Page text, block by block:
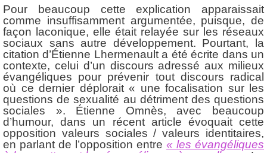
Pour beaucoup cette explication apparaissait
comme insuffisamment argumentée, puisque, de
façon laconique, elle était relayée sur les réseaux
sociaux sans autre développement. Pourtant, la
citation d’Étienne Lhermenault a été écrite dans un
contexte, celui d’un discours adressé aux milieux
évangéliques pour prévenir tout discours radical
où ce dernier déplorait « une focalisation sur les
questions de sexualité au détriment des questions
sociales ». Étienne Omnès, avec beaucoup
d’humour, dans un récent article évoquait cette
opposition valeurs sociales / valeurs identitaires,
en parlant de l’opposition entre « les évangéliques